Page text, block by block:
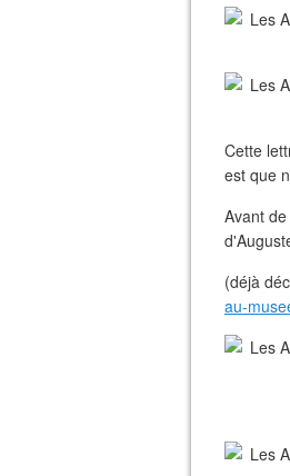
Cette
est que
Avant
(déjà
au-